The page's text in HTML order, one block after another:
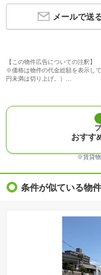
メールで送
【この物件広告についての注釈】
※価格は物件の代金総額を表示し
円未満は切り上げ。）
※写真に写っている、またはパー
※建築条件付き土地価格には、建
※物件情報は、原則として情報提
※完成予想図はいずれも外構、植
※モデルルーム・モデルハウス・
※ＣＧ合成の画像の場合、実際と
※物件特徴：販売戸数が複数の物
※価格更新：物件価格が変更され
※建築条件土地の情報内に掲載さ
の一例であって、プランの採用可
※土地（建築条件なし）で「建物
負会社によるもので、当該建築請
とは限りません。また建築請負会
※建築条件付き土地とは、その土
ことを条件として売買される土地
おすす
※賃貸物
条件が似ている物件